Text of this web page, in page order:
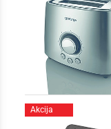
Akcija